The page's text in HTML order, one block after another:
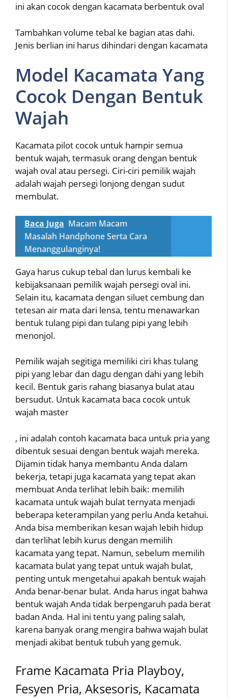
ini akan cocok dengan kacamata berbentuk oval
Tambahkan volume tebal ke bagian atas dahi.
Jenis berlian ini harus dihindari dengan kacamata
Model Kacamata Yang
Cocok Dengan Bentuk
Wajah
Kacamata pilot cocok untuk hampir semua
bentuk wajah, termasuk orang dengan bentuk
wajah oval atau persegi. Ciri-ciri pemilik wajah
adalah wajah persegi lonjong dengan sudut
membulat.
Baca Juga Macam Macam
Masalah Handphone Serta Cara
Menanggulanginya!
Gaya harus cukup tebal dan lurus kembali ke
kebijaksanaan pemilik wajah persegi oval ini.
Selain itu, kacamata dengan siluet cembung dan
tetesan air mata dari lensa, tentu menawarkan
bentuk tulang pipi dan tulang pipi yang lebih
menonjol.
Pemilik wajah segitiga memiliki ciri khas tulang
pipi yang lebar dan dagu dengan dahi yang lebih
kecil. Bentuk garis rahang biasanya bulat atau
bersudut. Untuk kacamata baca cocok untuk
wajah master
, ini adalah contoh kacamata baca untuk pria yang
dibentuk sesuai dengan bentuk wajah mereka.
Dijamin tidak hanya membantu Anda dalam
bekerja, tetapi juga kacamata yang tepat akan
membuat Anda terlihat lebih baik: memilih
kacamata untuk wajah bulat ternyata menjadi
beberapa keterampilan yang perlu Anda ketahui.
Anda bisa memberikan kesan wajah lebih hidup
dan terlihat lebih kurus dengan memilih
kacamata yang tepat. Namun, sebelum memilih
kacamata bulat yang tepat untuk wajah bulat,
penting untuk mengetahui apakah bentuk wajah
Anda benar-benar bulat. Anda harus ingat bahwa
bentuk wajah Anda tidak berpengaruh pada berat
badan Anda. Hal ini tentu yang paling salah,
karena banyak orang mengira bahwa wajah bulat
menjadi akibat bentuk tubuh yang gemuk.
Frame Kacamata Pria Playboy,
Fesyen Pria, Aksesoris, Kacamata